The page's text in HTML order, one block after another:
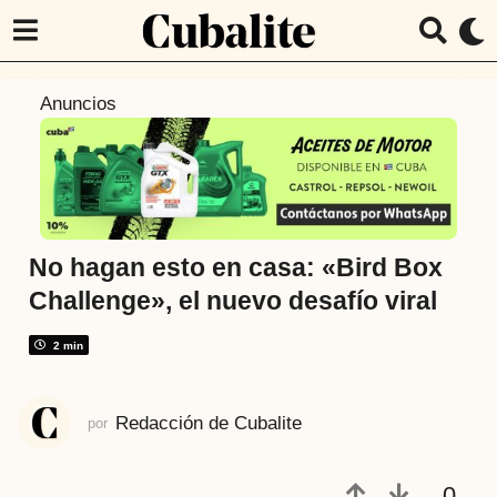
t
r
á
s
ñ
Anuncios
No hagan esto en casa: «Bird Box
Challenge», el nuevo desafío viral
2 min
por Redacción de Cubalite